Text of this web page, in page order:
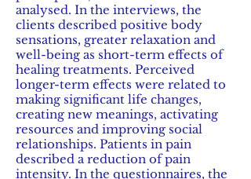
analysed. In the interviews, the
clients described positive body
sensations, greater relaxation and
well-being as short-term effects of
healing treatments. Perceived
longer-term effects were related to
making significant life changes,
creating new meanings, activating
resources and improving social
relationships. Patients in pain
described a reduction of pain
intensity. In the questionnaires, the